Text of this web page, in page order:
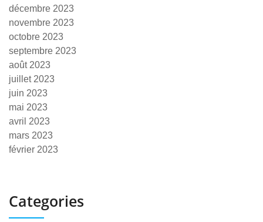
décembre 2023
novembre 2023
octobre 2023
septembre 2023
août 2023
juillet 2023
juin 2023
mai 2023
avril 2023
mars 2023
février 2023
Categories